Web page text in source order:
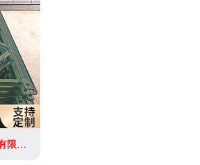
河北赛夫特建筑设备有限公司